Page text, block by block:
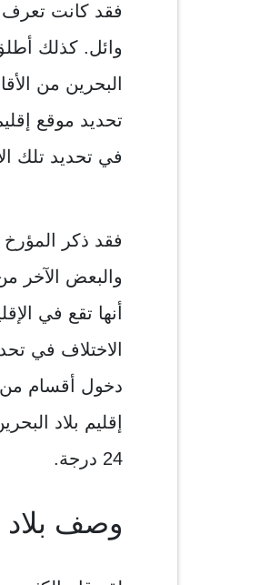
فقد كانت
وائل. كذلك
البحرين من
تحديد موقع
في تحديد تلك
فقد ذكر المؤرخ
والبعض الآخر
أنها تقع في
الاختلاف في
دخول أقسام من
24 درجة.
وصف بلاد